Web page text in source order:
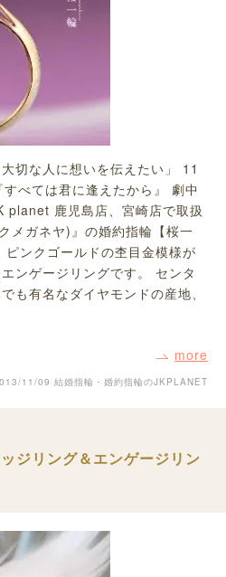
切な人に想いを伝えたい」 11
べては君に逢えたから』 劇中
planet 鹿児島店、宮崎店で取扱
メガネヤ)』の婚約指輪【桜一
ンクゴールドの杢目金模様が
ンゲージリングです。 センタ
も有名なダイヤモンドの産地、
more
11/09 結婚指輪・婚約指輪のJKPLANET
ジリング＆エンゲージリン